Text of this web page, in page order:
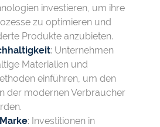
investieren, um ihre
zu optimieren und
Produkte anzubieten.
: Unternehmen
Materialien und
einführen, um den
der modernen Verbraucher
: Investitionen in